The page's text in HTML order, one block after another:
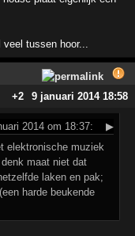
veel tussen hoor...
+2 9 januari 2014 18:58
2014 om 18:37:
▶
elektronische muziek
maat niet dat
laken en pak;
harde beukende